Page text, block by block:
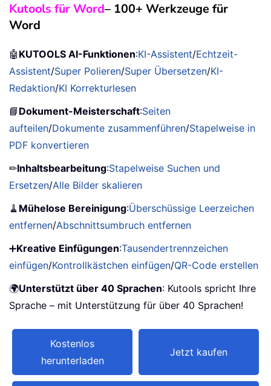
Kutools für Word– 100+ Werkzeuge für
Word
🤖 KUTOOLS AI-Funktionen:KI-Assistent/Echtzeit-
Assistent/Super Polieren/Super Übersetzen/KI-
Redaktion/KI Korrekturlesen
📘 Dokument-Meisterschaft:Seiten
aufteilen/Dokumente zusammenführen/Stapelweise in
PDF konvertieren
✏Inhaltsbearbeitung:Stapelweise Suchen und
Ersetzen/Alle Bilder skalieren
🧹 Mühelose Bereinigung:Überschüssige Leerzeichen
entfernen/Abschnittsumbruch entfernen
➕Kreative Einfügungen:Tausendertrennzeichen
einfügen/Kontrollkästchen einfügen/QR-Code erstellen
🌍Unterstützt über 40 Sprachen: Kutools spricht Ihre
Sprache – mit Unterstützung für über 40 Sprachen!
Kostenlos
herunterladen
Jetzt kaufen